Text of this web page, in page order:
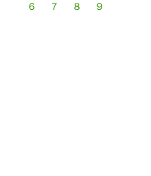
６
７ ８ ９